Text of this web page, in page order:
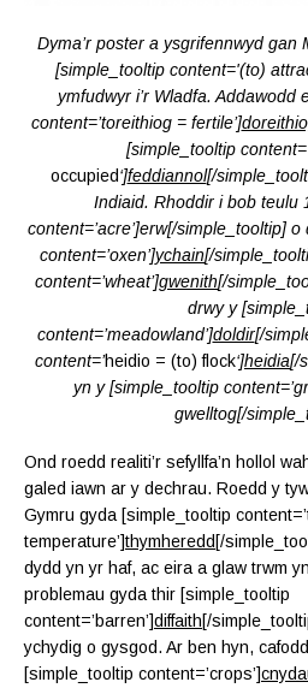
Dyma’r poster a ysgrifennwyd gan
[simple_tooltip content='(to)
ymfudwyr i’r Wladfa. Addawodd
content=’toreithiog = fertile’]
[simple_tooltip
occupied‘]feddiannol[/
Indiaid. Rhoddir i bob teulu
content=’acre’]erw[/simple_tooltip]
content=’oxen’]ychain[/
content=’wheat’]gwenith[/
drwy y
content=’meadowland’]doldir[/
content=’heidio = (to) flock‘]heidia[/
yn y [simple_tooltip
gwelltog[/
Ond roedd realiti’r sefyllfa’n hollol
galed iawn ar y dechrau. Roedd y
Gymru gyda [simple_tooltip
temperature’]thymheredd [/
dydd yn yr haf, ac eira a glaw trwm
problemau gyda thir [simple_tooltip
content=’barren’]diffaith[/
ychydig o gysgod. Ar ben hyn,
[simple_tooltip content=’crops’]